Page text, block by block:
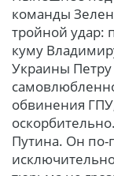
команды
тройной удар:
куму
Украины
обвинения
Путина. Он по-